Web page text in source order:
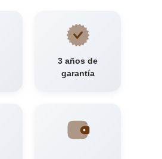
3 años de
garantía